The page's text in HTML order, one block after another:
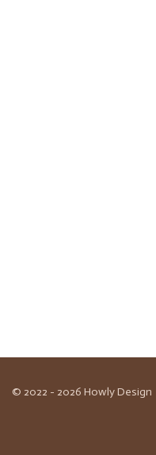
© 2022 - 2026 Howly Design